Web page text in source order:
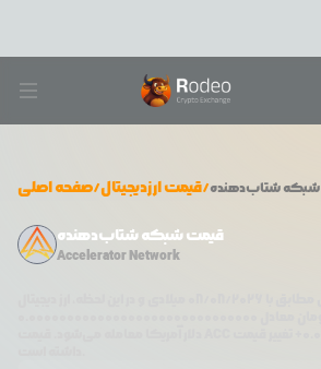
صفحه اصلی/قیمت ارزدیجیتال/شبکه شتاب‌دهنده
قیمت شبکه شتاب‌دهنده
Accelerator Network